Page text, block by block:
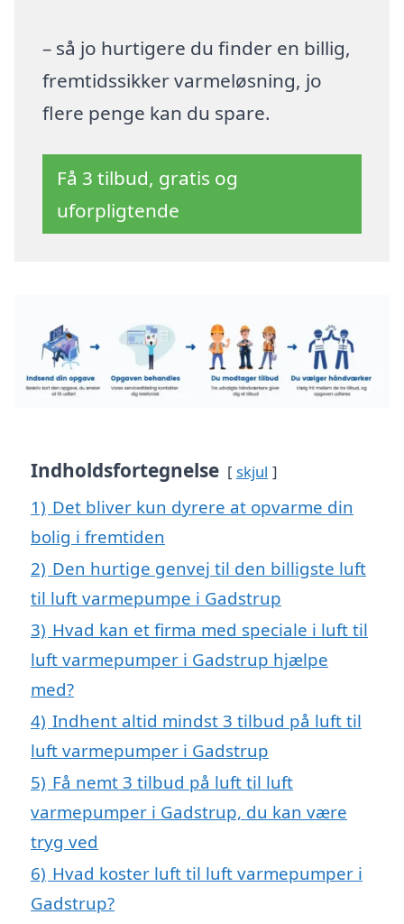
– så jo hurtigere du finder en billig,
fremtidssikker varmeløsning, jo
flere penge kan du spare.
Få 3 tilbud, gratis og
uforpligtende
Indholdsfortegnelse skjul
1) Det bliver kun dyrere at opvarme din
bolig i fremtiden
2) Den hurtige genvej til den billigste luft
til luft varmepumpe i Gadstrup
3) Hvad kan et firma med speciale i luft til
luft varmepumper i Gadstrup hjælpe
med?
4) Indhent altid mindst 3 tilbud på luft til
luft varmepumper i Gadstrup
5) Få nemt 3 tilbud på luft til luft
varmepumper i Gadstrup, du kan være
tryg ved
6) Hvad koster luft til luft varmepumper i
Gadstrup?